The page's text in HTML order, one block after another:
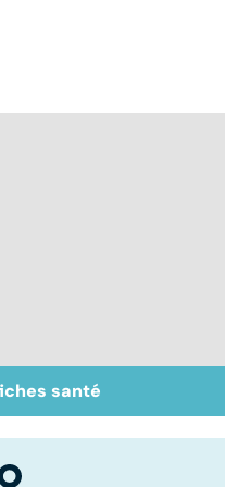
Acupuncture :
comment est-elle
santé